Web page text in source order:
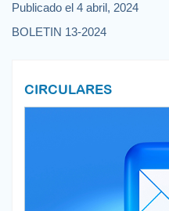
Publicado el 4 abril, 2024
BOLETIN 13-2024
CIRCULARES